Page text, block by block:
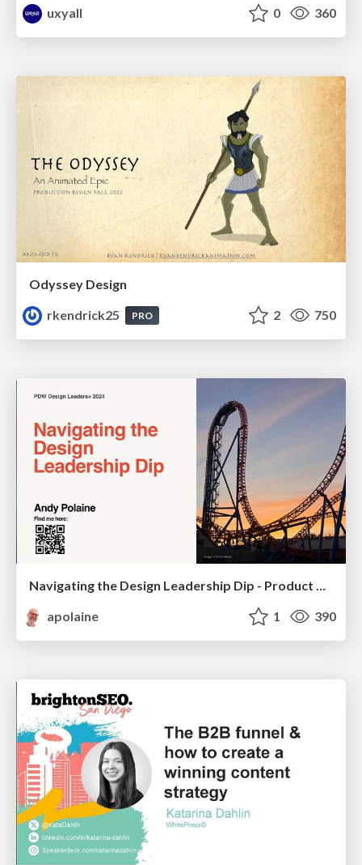
uxyall
0 360
Odyssey Design
rkendrick25
PRO 2 750
Navigating the Design Leadership Dip - Product Design Week Design Leaders+ Conference 2024
apolaine
1 390